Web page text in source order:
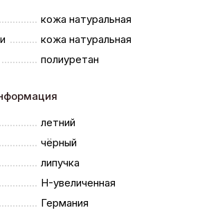
кожа натуральная
кожа натуральная
полиуретан
летний
чёрный
липучка
H-увеличенная
Германия